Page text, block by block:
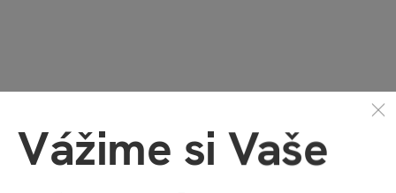
Vážime si Vaše